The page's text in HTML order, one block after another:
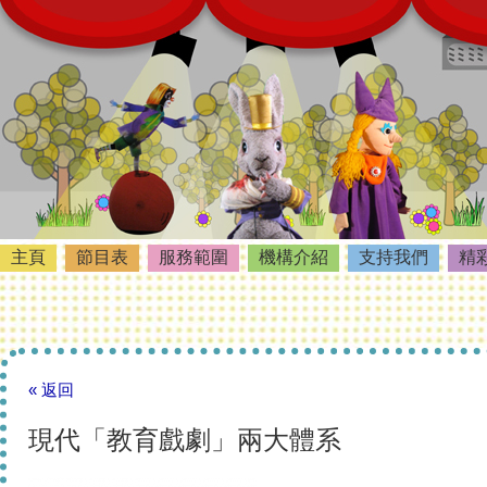
主頁 節目表 服務範圍 機構介紹 支持我們 精
« 返回
現代「教育戲劇」兩大體系